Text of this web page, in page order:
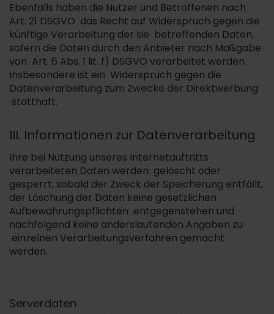
Ebenfalls haben die Nutzer und Betroffenen nach
Art. 21 DSGVO das Recht auf Widerspruch gegen die
künftige Verarbeitung der sie betreffenden Daten,
sofern die Daten durch den Anbieter nach Maßgabe
von Art. 6 Abs. 1 lit. f) DSGVO verarbeitet werden.
Insbesondere ist ein Widerspruch gegen die
Datenverarbeitung zum Zwecke der Direktwerbung
statthaft.
III. Informationen zur Datenverarbeitung
Ihre bei Nutzung unseres Internetauftritts
verarbeiteten Daten werden gelöscht oder
gesperrt, sobald der Zweck der Speicherung entfällt,
der Löschung der Daten keine gesetzlichen
Aufbewahrungspflichten entgegenstehen und
nachfolgend keine anderslautenden Angaben zu
einzelnen Verarbeitungsverfahren gemacht
werden.
Serverdaten